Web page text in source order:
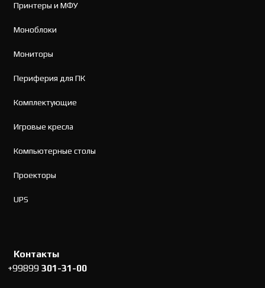
Принтеры и МФУ
Моноблоки
Мониторы
Периферия для ПК
Комплектующие
Игровые кресла
Компьютерные столы
Проекторы
UPS
Контакты
+99899301-31-00